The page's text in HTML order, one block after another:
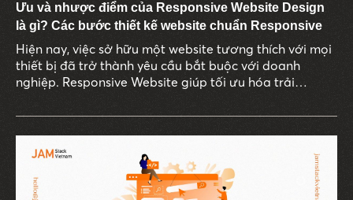
Ưu và nhược điểm của Responsive Website Design
là gì? Các bước thiết kế website chuẩn Responsive
Hiện nay, việc sở hữu một website tương thích với mọi
thiết bị đã trở thành yêu cầu bắt buộc với doanh
nghiệp. Responsive Website giúp tối ưu hóa trải
đáng kể cho doanh nghiệp.